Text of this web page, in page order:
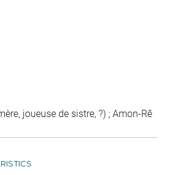
joueuse de sistre, ?) ; Amon-Rê